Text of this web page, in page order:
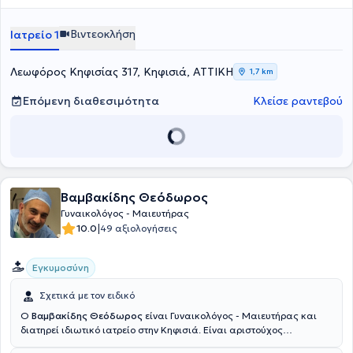
Νοσοκομείο Αλεξάνδρα. Ως Μαιευτήρας και Χειρουργός
Γυναικολόγος, ο Εμμανουήλ Τσανάκαλης ειδικεύεται στην παροχή
εγκυμοσύνης και του τοκετού.
Ιατρείο 1 Βιντεοκλήση
Λεωφόρος Κηφισίας 317, Κηφισιά, ΑΤΤΙΚΗ 1,7 km
Επόμενη διαθεσιμότητα Κλείσε ραντεβού
Βαμβακίδης Θεόδωρος
Γυναικολόγος - Μαιευτήρας
10.0|49 αξιολογήσεις
Εγκυμοσύνη
Σχετικά με τον ειδικό
Ο Βαμβακίδης Θεόδωρος είναι Γυναικολόγος - Μαιευτήρας και
διατηρεί ιδιωτικό ιατρείο στην Κηφισιά. Είναι αριστούχος